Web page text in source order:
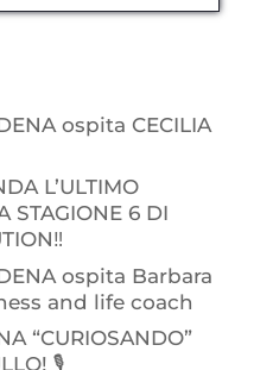
ospita CECILIA
L’ULTIMO
STAGIONE 6 DI
ospita Barbara
and life coach
“CURIOSANDO”
🎙️